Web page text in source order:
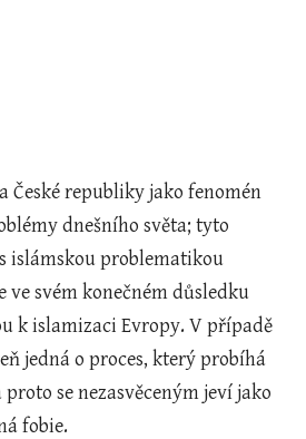
a České republiky jako fenomén
dnešního světa; tyto
islámskou problematikou
ve svém konečném důsledku
k islamizaci Evropy. V případě
jedná o proces, který probíhá
se nezasvěceným jeví jako
fobie.